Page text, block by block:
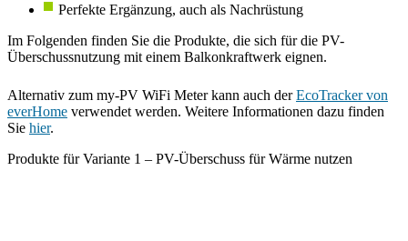
Perfekte Ergänzung, auch als Nachrüstung
Im Folgenden finden Sie die Produkte, die sich für die PV-
Überschussnutzung mit einem Balkonkraftwerk eignen.
Alternativ zum my-PV WiFi Meter kann auch derEcoTracker von
everHome verwendet werden. Weitere Informationen dazu finden
Sie hier.
Produkte für Variante 1 – PV-Überschuss für Wärme nutzen